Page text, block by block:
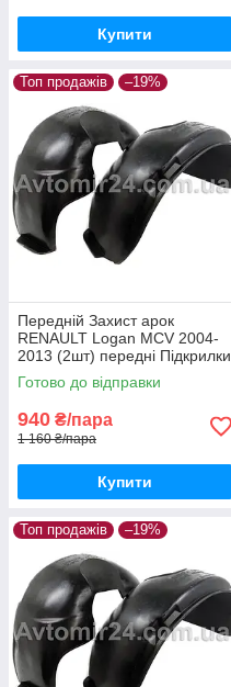
Купити
Топ продажів –19%
Передній Захист арок
RENAULT Logan MCV 2004-
2013 (2шт) передні Підкрилки
Рено Логан МЦВ до 2013
пара передніх
Готово до відправки
940 ₴/пара
1 160 ₴/пара
Купити
Топ продажів –19%